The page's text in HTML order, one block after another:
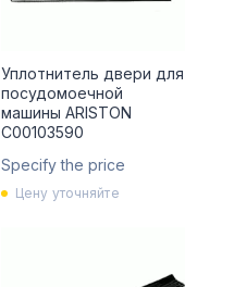
Уплотнитель двери для
посудомоечной
машины ARISTON
C00103590
Specify the price
Цену уточняйте